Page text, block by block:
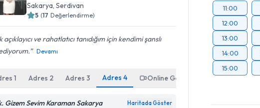
Sakarya, Serdivan
5 (17 Değerlendirme)
açıklayıcı ve rahatlatıcı tanıdığım için kendimi şanslı
Devamı
1 Adres 2 Adres3 Adres4 Online Görüşme
Gizem Sevim Karaman Sakarya Haritada Göster
11:00
12:00
13:00
14:00
15:00